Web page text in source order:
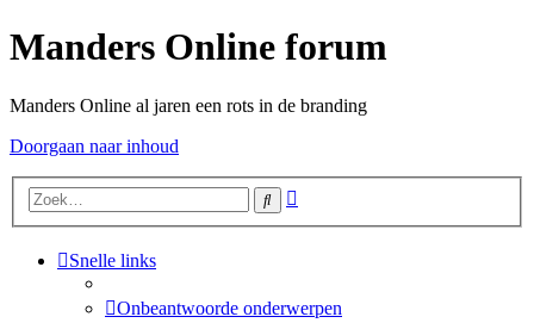
Manders Online forum
Manders Online al jaren een rots in de branding
Doorgaan naar inhoud
Zoek
Snelle links
Onbeantwoorde onderwerpen